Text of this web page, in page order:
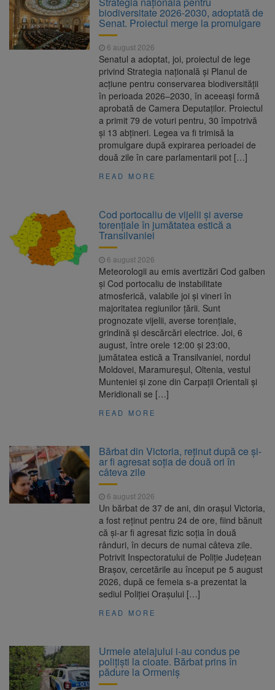
Ormeniș
6 august 2026
AUR a lansat platforma
suspeND.ro pentru urmărirea inițiativei de
suspendare a președintelui Nicușor Dan
6 august 2026
Înalta Curte analizează
dosarul lui Călin Georgescu și Horațiu Potra.
Judecătorii decid dacă începe procesul
Strategia națională pentru
biodiversitate 2026-2030, adoptată de Senat.
Proiectul merge la promulgare
biodiversitate 2026-2030, adoptată de
Senat. Proiectul merge la promulgare
6 august 2026
Senatul a adoptat, joi, proiectul de lege
privind Strategia națională și Planul de
acțiune pentru conservarea biodiversității
în perioada 2026–2030, în aceeași formă
aprobată de Camera Deputaților. Proiectul
a primit 79 de voturi pentru, 30 împotrivă
și 13 abțineri. Legea va fi trimisă la
promulgare după expirarea perioadei de
două zile în care parlamentarii pot […]
READ MORE
Cod portocaliu de vijelii și averse
torențiale în jumătatea estică a
Transilvaniei
6 august 2026
Meteorologii au emis avertizări Cod galben
și Cod portocaliu de instabilitate
atmosferică, valabile joi și vineri în
majoritatea regiunilor țării. Sunt
prognozate vijelii, averse torențiale,
grindină și descărcări electrice. Joi, 6
august, între orele 12:00 și 23:00,
jumătatea estică a Transilvaniei, nordul
Moldovei, Maramureșul, Oltenia, vestul
Munteniei și zone din Carpații Orientali și
Meridionali se […]
READ MORE
Bărbat din Victoria, reținut după ce și-
ar fi agresat soția de două ori în
câteva zile
6 august 2026
Un bărbat de 37 de ani, din orașul Victoria,
a fost reținut pentru 24 de ore, fiind bănuit
că și-ar fi agresat fizic soția în două
rânduri, în decurs de numai câteva zile.
Potrivit Inspectoratului de Poliție Județean
Brașov, cercetările au început pe 5 august
2026, după ce femeia s-a prezentat la
sediul Poliției Orașului […]
READ MORE
Urmele atelajului i-au condus pe
polițiști la cioate. Bărbat prins în
pădure la Ormeniș